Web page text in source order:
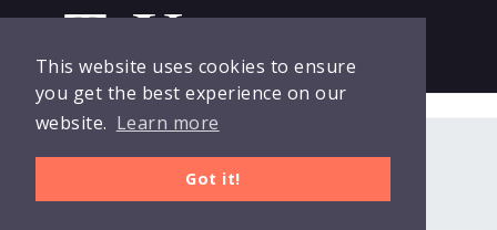
This website uses cookies to ensure
you get the best experience on our
website. Learn more
Got it!
Login
Collections
Exercises
Stange als einseitiger Hebel